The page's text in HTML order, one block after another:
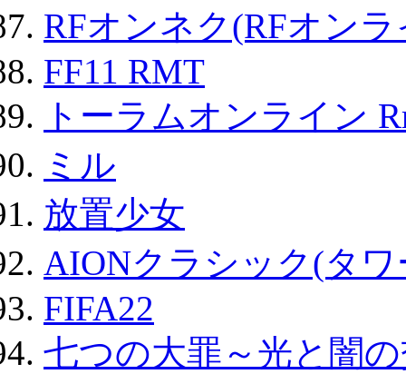
RFオンネク(RFオン
FF11 RMT
トーラムオンライン
ミル
放置少女
AIONクラシック(タ
FIFA22
七つの大罪～光と闇